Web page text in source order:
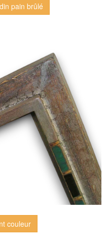
pain brûlé
couleur